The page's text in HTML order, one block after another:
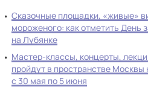
Сказочные площадки, «живые»
мороженого: как отметить День
на Лубянке
Мастер-классы, концерты,
пройдут в пространстве Москвы
с 30 мая по 5 июня